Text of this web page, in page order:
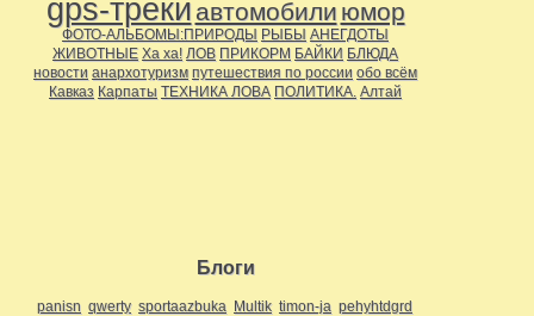
gps-треки автомобили юмор
ФОТО-АЛЬБОМЫ:ПРИРОДЫ РЫБЫ АНЕГДОТЫ
ЖИВОТНЫЕ Ха ха! ЛОВ ПРИКОРМ БАЙКИ БЛЮДА
новости анархотуризм путешествия по россии обо всём
Кавказ Карпаты ТЕХНИКА ЛОВА ПОЛИТИКА. Алтай
Блоги
panisn qwerty sportaazbuka Multik timon-ja pehyhtdgrd